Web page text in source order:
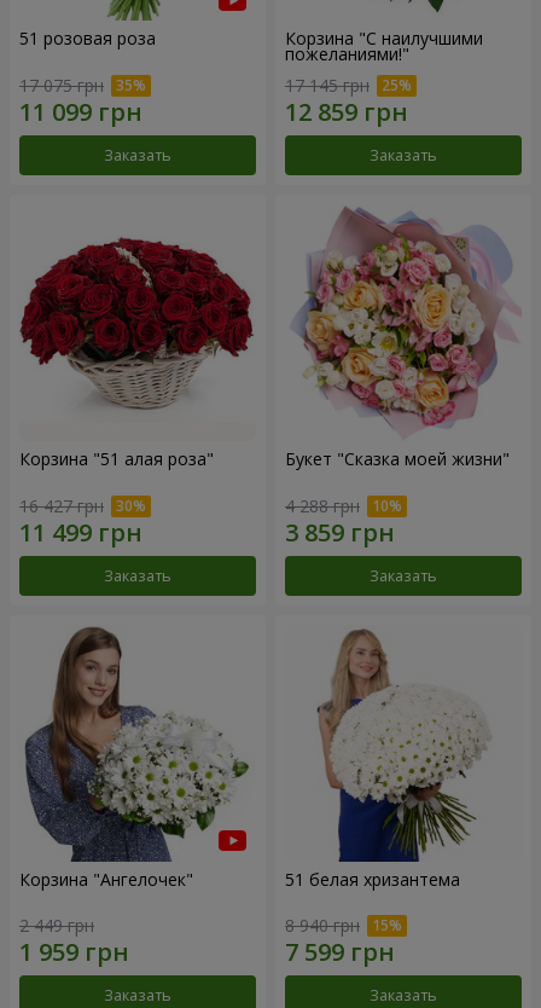
51 розовая роза
17 075 грн
Заказать
Корзина "С наилучшими
пожеланиями!"
17 145 грн
Заказать
Корзина "51 алая роза"
16 427 грн
Заказать
Букет "Сказка моей жизни"
4 288 грн
Заказать
Корзина "Ангелочек"
2 449 грн
Заказать
51 белая хризантема
8 940 грн
Заказать